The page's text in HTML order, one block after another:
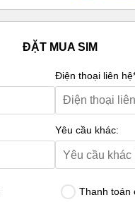
ĐẶT MUA SIM
Điện thoại liên
Yêu cầu khác:
Thanh toán